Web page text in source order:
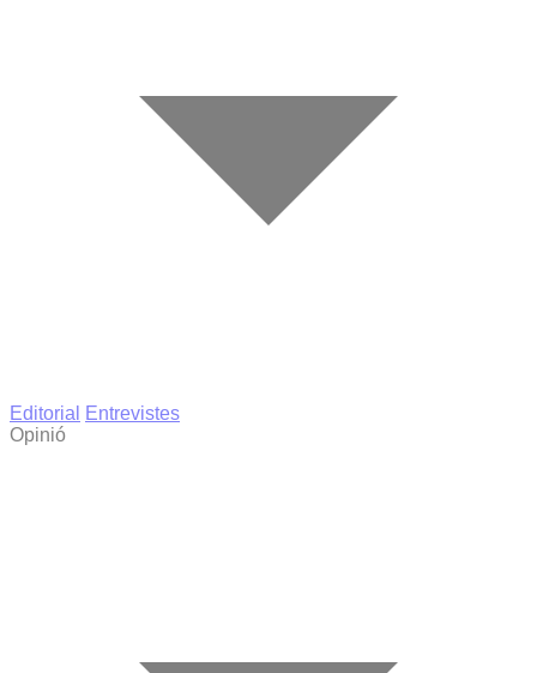
Editorial
Entrevistes
Opinió